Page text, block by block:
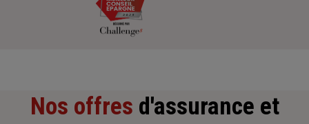
Nos offres d'assurance et